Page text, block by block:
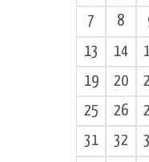
7
8
13
14
19
20
25
26
31
32